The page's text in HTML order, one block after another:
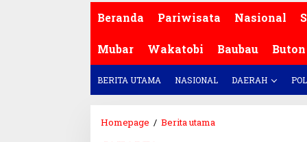
Beranda Pariwisata Nasional
Mubar Wakatobi Baubau Buton
BERITA UTAMA NASIONAL DAERAH
Homepage / Berita utama